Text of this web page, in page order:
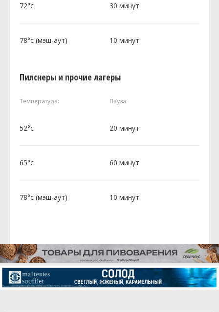
72°c 30 минут
78°c (мэш-аут) 10 минут
Пилснеры и прочие лагеры
Температура: Пауза:
52°c 20 минут
65°c 60 минут
78°c (мэш-аут) 10 минут